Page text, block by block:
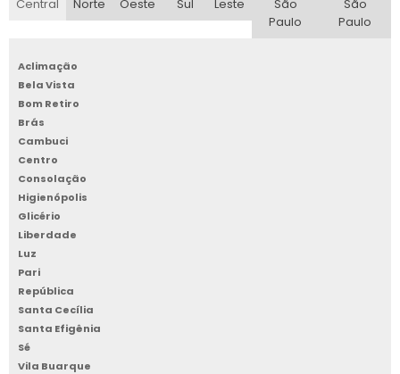
Central
Norte
Oeste
Sul
Leste
São
Paulo
São
Paulo
Aclimação
Bela Vista
Bom Retiro
Brás
Cambuci
Centro
Consolação
Higienópolis
Glicério
Liberdade
Luz
Pari
República
Santa Cecília
Santa Efigênia
Sé
Vila Buarque